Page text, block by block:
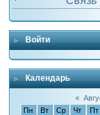
Войти
Календарь
«
Пн
Вт Ср Чт Пт